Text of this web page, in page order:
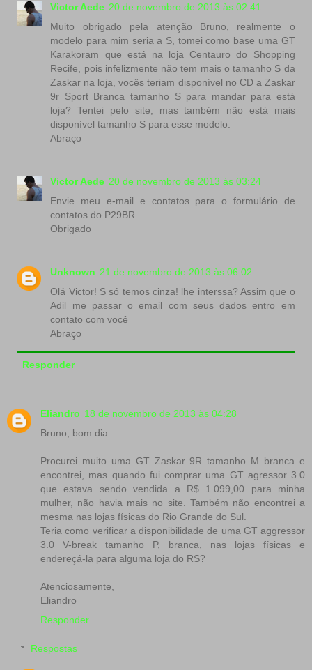
Victor Aede 20 de novembro de 2013 às 02:41
Muito obrigado pela atenção Bruno, realmente o
modelo para mim seria a S, tomei como base uma GT
Karakoram que está na loja Centauro do Shopping
Recife, pois infelizmente não tem mais o tamanho S da
Zaskar na loja, vocês teriam disponível no CD a Zaskar
9r Sport Branca tamanho S para mandar para está
loja? Tentei pelo site, mas também não está mais
disponível tamanho S para esse modelo.
Abraço
Victor Aede 20 de novembro de 2013 às 03:24
Envie meu e-mail e contatos para o formulário de
contatos do P29BR.
Obrigado
Unknown 21 de novembro de 2013 às 06:02
Olá Victor! S só temos cinza! lhe interssa? Assim que o
Adil me passar o email com seus dados entro em
contato com você
Abraço
Responder
Eliandro 18 de novembro de 2013 às 04:28
Bruno, bom dia
Procurei muito uma GT Zaskar 9R tamanho M branca e
encontrei, mas quando fui comprar uma GT agressor 3.0
que estava sendo vendida a R$ 1.099,00 para minha
mulher, não havia mais no site. Também não encontrei a
mesma nas lojas físicas do Rio Grande do Sul.
Teria como verificar a disponibilidade de uma GT aggressor
3.0 V-break tamanho P, branca, nas lojas físicas e
endereçá-la para alguma loja do RS?
Atenciosamente,
Eliandro
Responder
Respostas